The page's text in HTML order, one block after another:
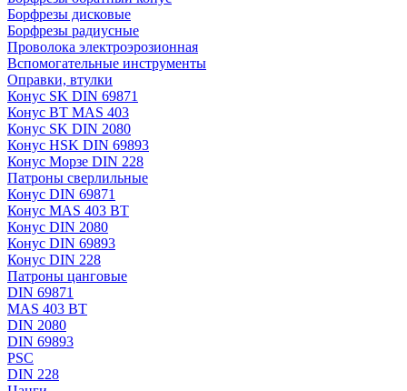
Борфрезы дисковые
Борфрезы радиусные
Проволока электроэрозионная
Вспомогательные инструменты
Оправки, втулки
Конус SK DIN 69871
Конус BT MAS 403
Конус SK DIN 2080
Конус HSK DIN 69893
Конус Морзе DIN 228
Патроны сверлильные
Конус DIN 69871
Конус MAS 403 BT
Конус DIN 2080
Конус DIN 69893
Конус DIN 228
Патроны цанговые
DIN 69871
MAS 403 BT
DIN 2080
DIN 69893
PSC
DIN 228